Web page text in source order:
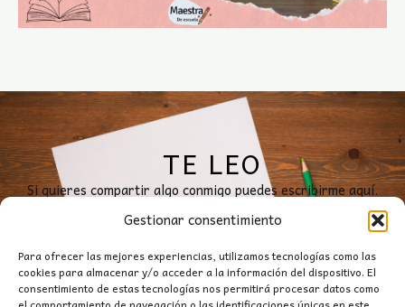
Gestionar consentimiento
Para ofrecer las mejores experiencias, utilizamos tecnologías como las
cookies para almacenar y/o acceder a la información del dispositivo. El
consentimiento de estas tecnologías nos permitirá procesar datos como
TE LEO
Si quieres compartir algo conmigo puedes escribirme aquí.
ESCRÍBEME